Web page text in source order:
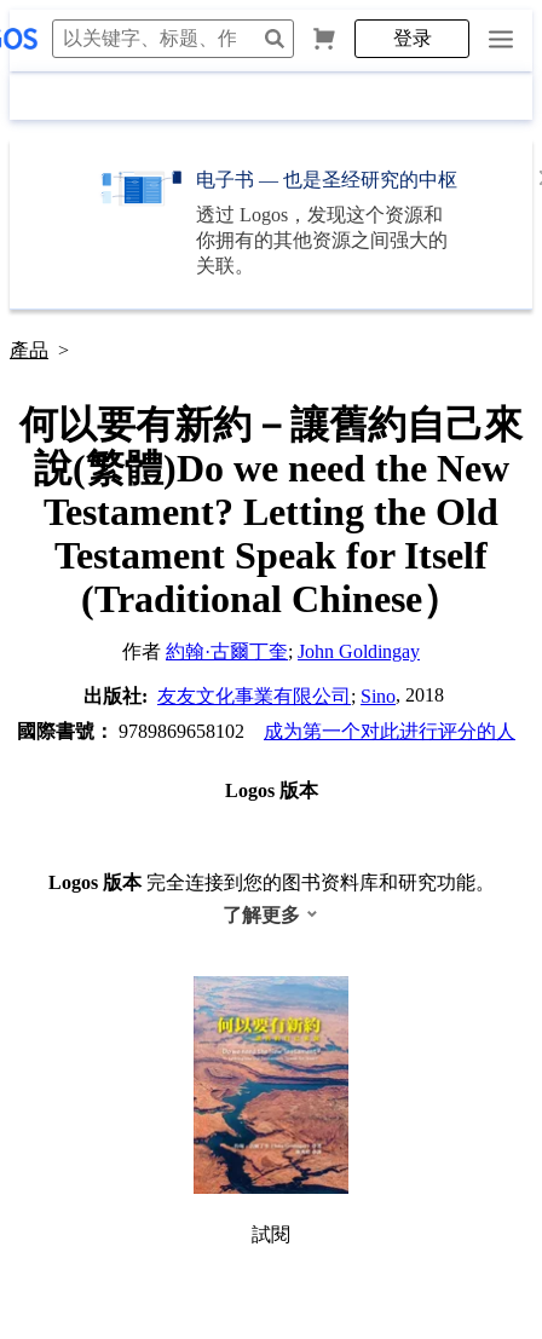
登录
电子书 — 也是圣经研究的中枢
透过 Logos ，发现这个资源和
你拥有的其他资源之间强大的
关联。
產品 >
何以要有新約－讓舊約自己來
說(繁體)Do we need the New
Testament? Letting the Old
Testament Speak for Itself
(Traditional Chinese）
作者 約翰·古爾丁奎; John Goldingay
出版社: 友友文化事業有限公司 ; Sino, 2018
國際書號： 9789869658102 成为第一个对此进行评分的人
Logos 版本
Logos 版本完全连接到您的图书资料库和研究功能。
了解更多
試閱